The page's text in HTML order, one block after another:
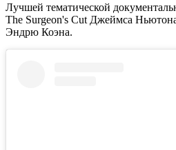
Лучшей тематической
The Surgeon's Cut Джеймса
Эндрю Коэна.